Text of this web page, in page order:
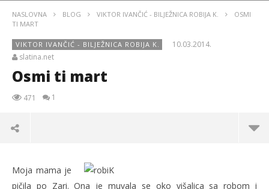
NASLOVNA BLOG VIKTOR IVANČIĆ - BILJEŽNICA ROBIJA K.
OSMI
TI MART
VIKTOR IVANČIĆ - BILJEŽNICA ROBIJA K.
10.03.2014.
slatina.net
Osmi ti mart
471 1
10.03.2014.
slatina.net
Moja mama je
pičila po Zari. Ona je muvala se oko višalica sa robom i